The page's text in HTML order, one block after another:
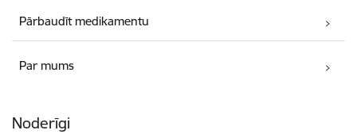
Pārbaudīt medikamentu
Par mums
Noderīgi